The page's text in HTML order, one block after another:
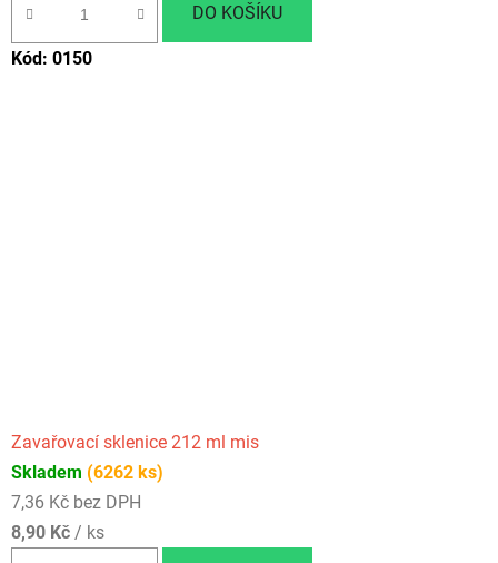
DO KOŠÍKU
Kód: 0150
Zavařovací sklenice 212 ml mis
Skladem (6262 ks)
7,36 Kč bez DPH
8,90 Kč / ks